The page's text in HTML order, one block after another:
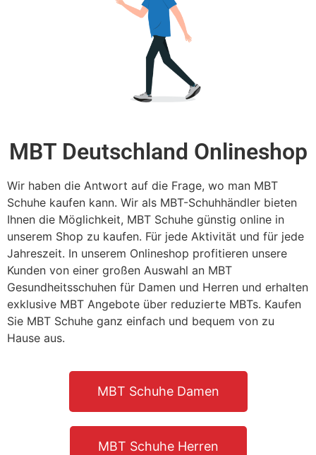
MBT Deutschland Onlineshop
Wir haben die Antwort auf die Frage, wo man MBT
Schuhe kaufen kann. Wir als MBT-Schuhhändler bieten
Ihnen die Möglichkeit, MBT Schuhe günstig online in
unserem Shop zu kaufen. Für jede Aktivität und für jede
Jahreszeit. In unserem Onlineshop profitieren unsere
Kunden von einer großen Auswahl an MBT
Gesundheitsschuhen für Damen und Herren und erhalten
exklusive MBT Angebote über reduzierte MBTs. Kaufen
Sie MBT Schuhe ganz einfach und bequem von zu
Hause aus.
MBT Schuhe Damen
MBT Schuhe Herren